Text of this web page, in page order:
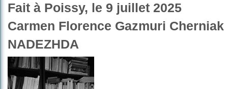
Fait à Poissy, le 9 juillet 2025
Carmen Florence Gazmuri Cherniak
NADEZHDA